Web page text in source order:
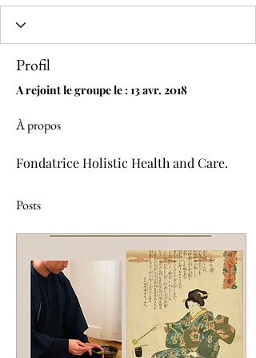
Profil
A rejoint le groupe le : 13 avr. 2018
À propos
Fondatrice Holistic Health and Care.
Posts